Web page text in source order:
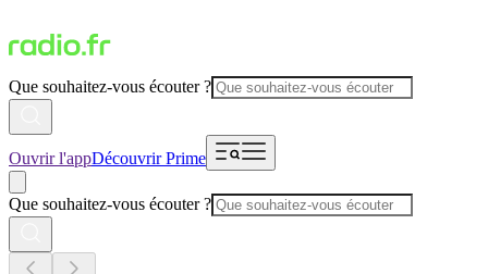
Que souhaitez-vous écouter ?
Ouvrir l'appDécouvrir Prime
Que souhaitez-vous écouter ?